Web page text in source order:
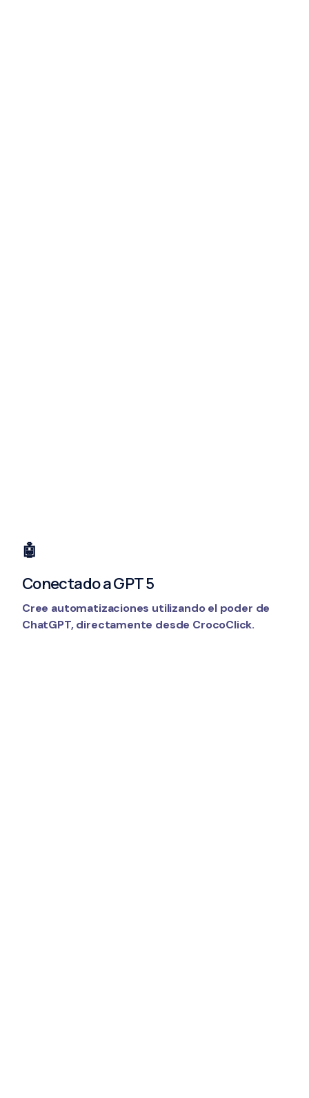
🤖
Conectado a GPT 5
Cree automatizaciones utilizando el poder de
ChatGPT, directamente desde CrocoClick.